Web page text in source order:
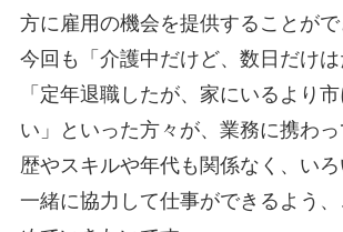
方に雇用の機会を提供することがで
今回も「介護中だけど、数日だけは
「定年退職したが、家にいるより
い」といった方々が、業務に携わ
歴やスキルや年代も関係なく、い
一緒に協力して仕事ができるよう